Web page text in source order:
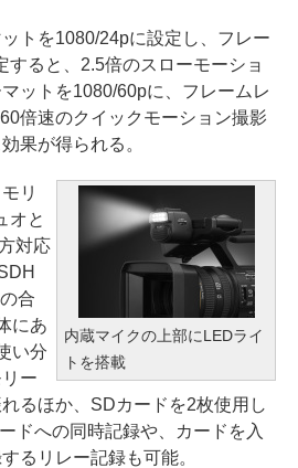
トを1080/24pに設定し、フレー
すると、2.5倍のスローモーショ
ットを1080/60pに、フレームレ
倍速のクイックモーション撮影
果が得られる。
内蔵マイクの上部にLEDライ
トを搭載
リ
オと
対応
合
にあ
い分
ー
るほか、SDカードを2枚使用し
ドへの同時記録や、カードを入
るリレー記録も可能。